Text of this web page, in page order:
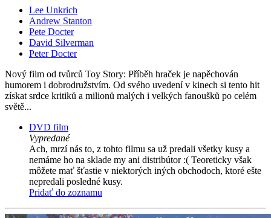
Lee Unkrich
Andrew Stanton
Pete Docter
David Silverman
Peter Docter
Nový film od tvůrců Toy Story: Příběh hraček je napěchován
humorem i dobrodružstvím. Od svého uvedení v kinech si tento hit
získat srdce kritiků a milionů malých i velkých fanoušků po celém
světě...
DVD film
Vypredané
Ach, mrzí nás to, z tohto filmu sa už predali všetky kusy a
nemáme ho na sklade my ani distribútor :( Teoreticky však
môžete mať šťastie v niektorých iných obchodoch, ktoré ešte
nepredali posledné kusy.
Pridať do zoznamu